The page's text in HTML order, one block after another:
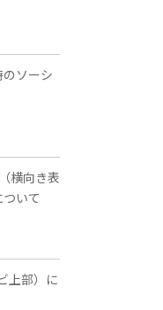
ソーシ
横向き表
いて
上部）に